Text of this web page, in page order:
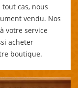
cas, nous
vendu. Nos
votre service
acheter
boutique.